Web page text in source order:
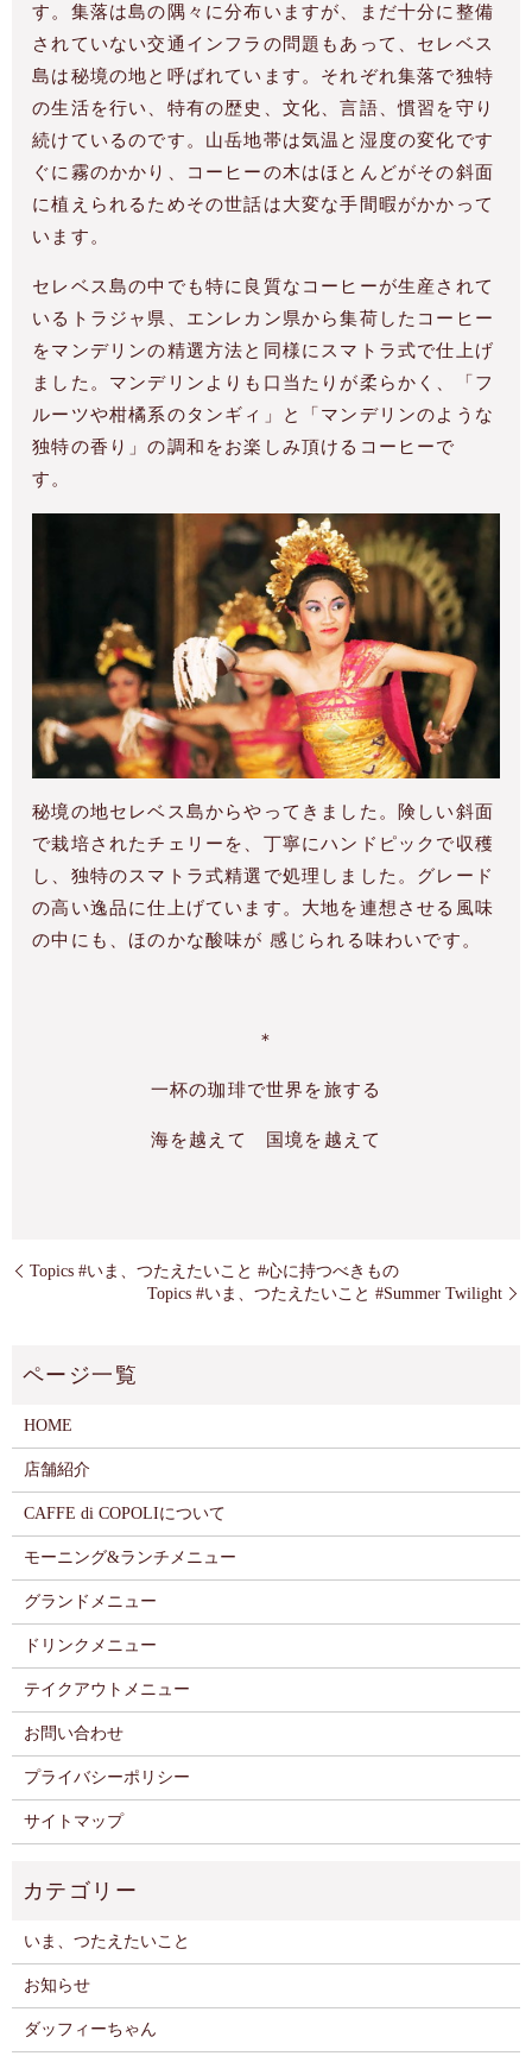
す。集落は島の隅々に分布いますが、まだ十分に整備
されていない交通インフラの問題もあって、セレベス
島は秘境の地と呼ばれています。それぞれ集落で独特
の生活を行い、特有の歴史、文化、言語、慣習を守り
続けているのです。山岳地帯は気温と湿度の変化です
ぐに霧のかかり、コーヒーの木はほとんどがその斜面
に植えられるためその世話は大変な手間暇がかかって
います。
セレベス島の中でも特に良質なコーヒーが生産されて
いるトラジャ県、エンレカン県から集荷したコーヒー
をマンデリンの精選方法と同様にスマトラ式で仕上げ
ました。マンデリンよりも口当たりが柔らかく、「フ
ルーツや柑橘系のタンギィ」と「マンデリンのような
独特の香り」の調和をお楽しみ頂けるコーヒーで
す。
秘境の地セレベス島からやってきました。険しい斜面
で栽培されたチェリーを、丁寧にハンドピックで収穫
し、独特のスマトラ式精選で処理しました。グレード
の高い逸品に仕上げています。大地を連想させる風味
の中にも、ほのかな酸味が 感じられる味わいです。
＊
一杯の珈琲で世界を旅する
海を越えて 国境を越えて
Topics #いま、つたえたいこと #心に持つべきもの
Topics #いま、つたえたいこと #Summer Twilight
HOME
店舗紹介
CAFFE di COPOLIについて
モーニング&ランチメニュー
グランドメニュー
ドリンクメニュー
テイクアウトメニュー
お問い合わせ
プライバシーポリシー
サイトマップ
いま、つたえたいこと
お知らせ
ダッフィーちゃん